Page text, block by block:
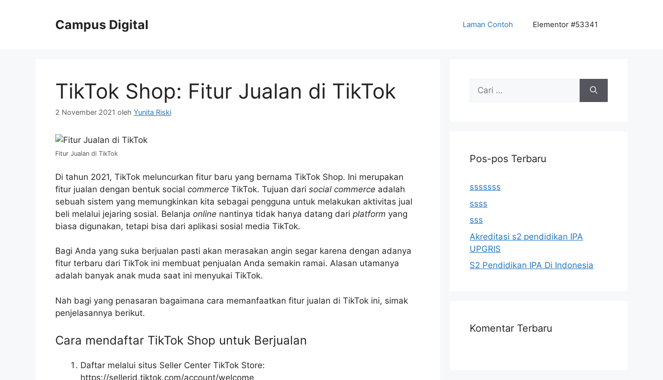
Campus Digital Laman Contoh Elementor #53341
TikTok Shop: Fitur Jualan di TikTok
2 November 2021 oleh Yunita Riski
Fitur Jualan di TikTok
Di tahun 2021, TikTok meluncurkan fitur baru yang bernama TikTok Shop. Ini merupakan
fitur jualan dengan bentuk social commerce TikTok. Tujuan dari social commerce adalah
sebuah sistem yang memungkinkan kita sebagai pengguna untuk melakukan aktivitas jual
beli melalui jejaring sosial. Belanja online nantinya tidak hanya datang dari platform yang
biasa digunakan, tetapi bisa dari aplikasi sosial media TikTok.
Bagi Anda yang suka berjualan pasti akan merasakan angin segar karena dengan adanya
fitur terbaru dari TikTok ini membuat penjualan Anda semakin ramai. Alasan utamanya
adalah banyak anak muda saat ini menyukai TikTok.
Nah bagi yang penasaran bagaimana cara memanfaatkan fitur jualan di TikTok ini, simak
penjelasannya berikut.
Cara mendaftar TikTok Shop untuk Berjualan
Daftar melalui situs Seller Center TikTok Store:
https://sellerid.tiktok.com/account/welcome
Cari
Pos-pos Terbaru
sssssss
ssss
sss
Akreditasi s2 pendidikan IPA
UPGRIS
S2 Pendidikan IPA Di Indonesia
Komentar Terbaru